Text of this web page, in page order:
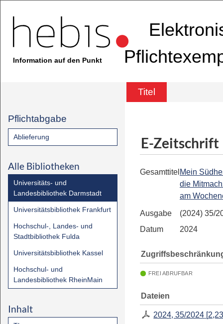
Information auf den Punkt
Titel
Pflichtabgabe
Ablieferung
Alle Bibliotheken
Universitäts- und
Landesbibliothek Darmstadt
Universitätsbibliothek Frankfurt
Hochschul-, Landes- und
Stadtbibliothek Fulda
Universitätsbibliothek Kassel
Hochschul- und
Landesbibliothek RheinMain
Inhalt
E-Zeitschrift
Gesamttitel Mein
die
am
Ausgabe
(2024) 35/
Datum
2024
FREI ABRUFBAR
Dateien
2024, 35/2024 [